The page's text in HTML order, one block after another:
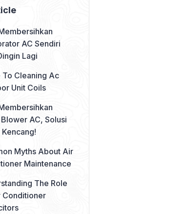
AC Sendiri
Lagi
To Cleaning Ac
Unit Coils
AC, Solusi
Myths About Air
Maintenance
The Role
Conditioner